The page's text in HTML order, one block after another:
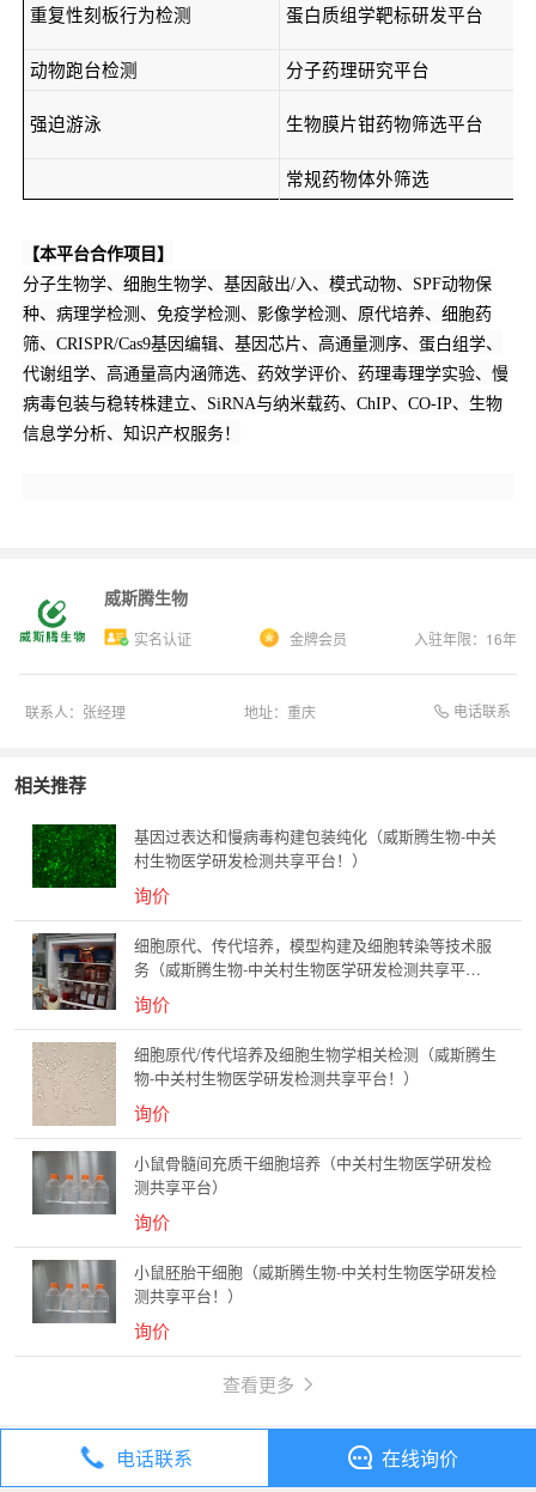
重复性刻板行为检测 蛋白质组学靶标研发平台
动物跑台检测 分子药理研究平台
强迫游泳 生物膜片钳药物筛选平台
常规药物体外筛选
【本平台合作项目】
分子生物学、细胞生物学、基因敲出/入、模式动物、SPF动物保
种、病理学检测、免疫学检测、影像学检测、原代培养、细胞药
筛、CRISPR/Cas9基因编辑、基因芯片、高通量测序、蛋白组学、
代谢组学、高通量高内涵筛选、药效学评价、药理毒理学实验、慢
病毒包装与稳转株建立、SiRNA与纳米载药、ChIP、CO-IP、生物
信息学分析、知识产权服务！
威斯腾生物
实名认证 金牌会员 入驻年限： 16年
联系人： 张经理 地址： 重庆 电话联系
相关推荐
基因过表达和慢病毒构建包装纯化（威斯腾生物-中关
村生物医学研发检测共享平台！）
询价
细胞原代、传代培养，模型构建及细胞转染等技术服
务（威斯腾生物-中关村生物医学研发检测共享平
台！）
询价
细胞原代/传代培养及细胞生物学相关检测（威斯腾生
物-中关村生物医学研发检测共享平台！）
询价
小鼠骨髓间充质干细胞培养（中关村生物医学研发检
测共享平台）
询价
小鼠胚胎干细胞（威斯腾生物-中关村生物医学研发检
测共享平台！）
询价
查看更多
全部分类 技术服务 DC细胞培养（威斯腾生物-中关村生物医学研发检测共享平台！）
电话联系 在线询价